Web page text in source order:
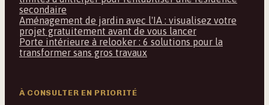
secondaire
Aménagement de jardin avec l'IA : visualisez votre
projet gratuitement avant de vous lancer
Porte intérieure à relooker : 6 solutions pour la
transformer sans gros travaux
À CONSULTER EN PRIORITÉ